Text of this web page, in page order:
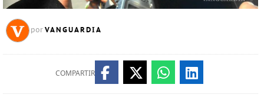
por VANGUARDIA
COMPARTIR